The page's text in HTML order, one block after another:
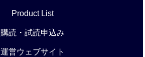
Product List
購読・試読申込み
運営ウェブサイト